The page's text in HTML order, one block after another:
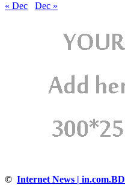
« Dec
Dec »
© Internet News | in.com.BD